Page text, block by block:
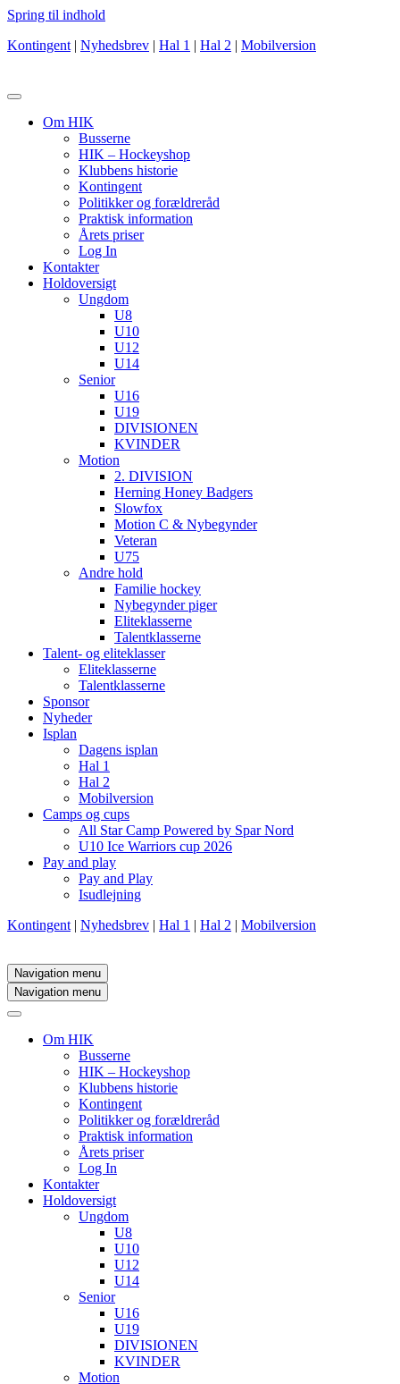
Spring til indhold
Kontingent | Nyhedsbrev | Hal 1 | Hal 2 | Mobilversion
Om HIK
Busserne
HIK – Hockeyshop
Klubbens historie
Kontingent
Politikker og forældreråd
Praktisk information
Årets priser
Log In
Kontakter
Holdoversigt
Ungdom
U8
U10
U12
U14
Senior
U16
U19
DIVISIONEN
KVINDER
Motion
2. DIVISION
Herning Honey Badgers
Slowfox
Motion C & Nybegynder
Veteran
U75
Andre hold
Familie hockey
Nybegynder piger
Eliteklasserne
Talentklasserne
Talent- og eliteklasser
Eliteklasserne
Talentklasserne
Sponsor
Nyheder
Isplan
Dagens isplan
Hal 1
Hal 2
Mobilversion
Camps og cups
All Star Camp Powered by Spar Nord
U10 Ice Warriors cup 2026
Pay and play
Pay and Play
Isudlejning
Kontingent | Nyhedsbrev | Hal 1 | Hal 2 | Mobilversion
Navigation menu
Navigation menu
Om HIK
Busserne
HIK – Hockeyshop
Klubbens historie
Kontingent
Politikker og forældreråd
Praktisk information
Årets priser
Log In
Kontakter
Holdoversigt
Ungdom
U8
U10
U12
U14
Senior
U16
U19
DIVISIONEN
KVINDER
Motion